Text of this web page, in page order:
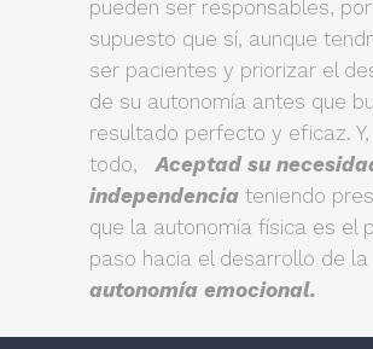
pueden ser responsables, por
supuesto que sí, aunque
ser pacientes y priorizar el
de su autonomía antes que
resultado perfecto y eficaz.
todo,Aceptad su
independencia teniendo
que la autonomía física es el
paso hacia el desarrollo de la
autonomía emocional.